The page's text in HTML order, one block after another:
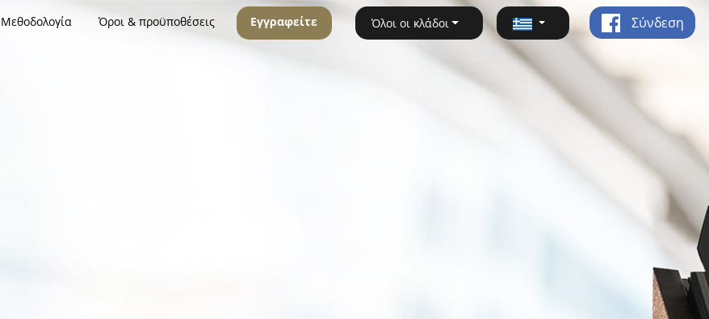
Μεθοδολογία Όροι & προϋποθέσεις Εγγραφείτε Όλοι οι κλάδοι Σύνδεση